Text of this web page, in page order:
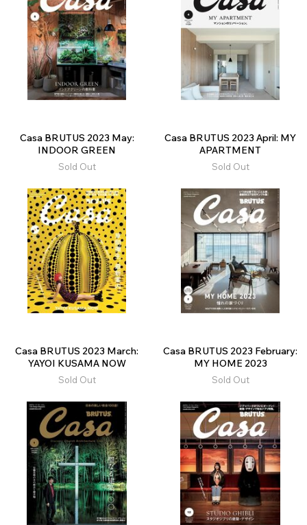
Casa BRUTUS 2023 May:
INDOOR GREEN
Sold Out
Casa BRUTUS 2023 April: MY
APARTMENT
Sold Out
Casa BRUTUS 2023 March:
YAYOI KUSAMA NOW
Sold Out
Casa BRUTUS 2023 February:
MY HOME 2023
Sold Out